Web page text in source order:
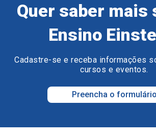
Quer saber mais
Ensino
Cadastre-se e receba informações
cursos e eventos.
Preencha o formulário